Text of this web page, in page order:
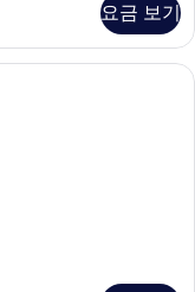
요금 보기
트리플 | 1 개의 침실, 고급